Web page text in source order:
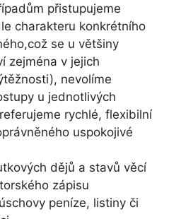
přistupujeme
charakteru konkrétního
se u většiny
zejména v jejich
nevolíme
u jednotlivých
rychlé, flexibilní
uspokojivé
dějů a stavů věcí
zápisu
peníze, listiny či